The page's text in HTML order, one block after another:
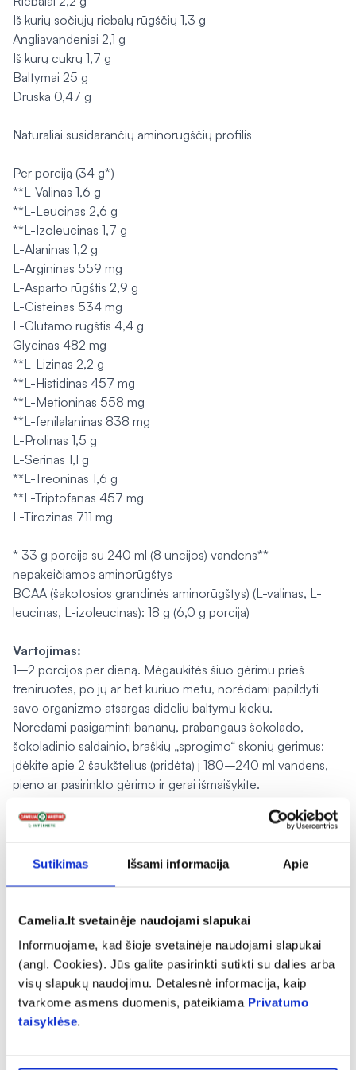
Sutikimas Išsami informacija Apie
Camelia.lt svetainėje naudojami slapukai
Informuojame, kad šioje svetainėje naudojami slapukai
(angl. Cookies). Jūs galite pasirinkti sutikti su dalies arba
visų slapukų naudojimu. Detalesnė informacija, kaip
tvarkome asmens duomenis, pateikiama Privatumo
taisyklėse.
Iš kurių sočiųjų riebalų rūgščių 1,3 g
Angliavandeniai 2,1 g
Iš kurų cukrų 1,7 g
Baltymai 25 g
Druska 0,47 g
Natūraliai susidarančių aminorūgščių profilis
Per porciją (34 g*)
**L-Valinas 1,6 g
**L-Leucinas 2,6 g
**L-Izoleucinas 1,7 g
L-Alaninas 1,2 g
L-Argininas 559 mg
L-Asparto rūgštis 2,9 g
L-Cisteinas 534 mg
L-Glutamo rūgštis 4,4 g
Glycinas 482 mg
**L-Lizinas 2,2 g
**L-Histidinas 457 mg
**L-Metioninas 558 mg
**L-fenilalaninas 838 mg
L-Prolinas 1,5 g
L-Serinas 1,1 g
**L-Treoninas 1,6 g
**L-Triptofanas 457 mg
L-Tirozinas 711 mg
* 33 g porcija su 240 ml (8 uncijos) vandens**
nepakeičiamos aminorūgštys
BCAA (šakotosios grandinės aminorūgštys) (L-valinas, L-
leucinas, L-izoleucinas): 18 g (6,0 g porcija)
Vartojimas:
1–2 porcijos per dieną. Mėgaukitės šiuo gėrimu prieš
treniruotes, po jų ar bet kuriuo metu, norėdami papildyti
savo organizmo atsargas dideliu baltymu kiekiu.
Norėdami pasigaminti bananų, prabangaus šokolado,
šokoladinio saldainio, braškių „sprogimo“ skonių gėrimus:
įdėkite apie 2 šaukštelius (pridėta) į 180–240 ml vandens,
pieno ar pasirinkto gėrimo ir gerai išmaišykite.
kremo skonių gėrimus: įdėkite apie 2 šaukštelius (pridėta) į
išmaišykite.
Svarbu įvairi ir subalansuota mityba.
Laikymo sąlygos:
Laikyti vaikams nepasiekiamoje vietoje kambario
temperatūroje.
Gamintojas:
Dymatize